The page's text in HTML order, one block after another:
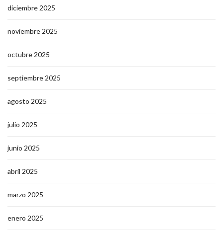
diciembre 2025
noviembre 2025
octubre 2025
septiembre 2025
agosto 2025
julio 2025
junio 2025
abril 2025
marzo 2025
enero 2025